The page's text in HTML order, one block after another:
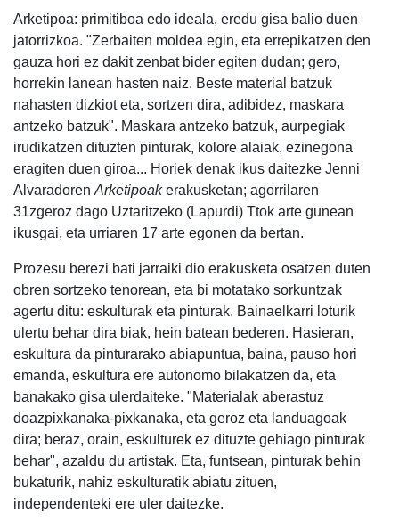
Arketipoa: primitiboa edo ideala, eredu gisa balio duen
jatorrizkoa. "Zerbaiten moldea egin, eta errepikatzen den
gauza hori ez dakit zenbat bider egiten dudan; gero,
horrekin lanean hasten naiz. Beste material batzuk
nahasten dizkiot eta, sortzen dira, adibidez, maskara
antzeko batzuk". Maskara antzeko batzuk, aurpegiak
irudikatzen dituzten pinturak, kolore alaiak, ezinegona
eragiten duen giroa... Horiek denak ikus daitezke Jenni
Alvaradoren Arketipoakerakusketan; agorrilaren
31zgeroz dago Uztaritzeko (Lapurdi) Ttok arte gunean
ikusgai, eta urriaren 17 arte egonen da bertan.
Prozesu berezi bati jarraiki dio erakusketa osatzen duten
obren sortzeko tenorean, eta bi motatako sorkuntzak
agertu ditu: eskulturak eta pinturak. Bainaelkarri loturik
ulertu behar dira biak, hein batean bederen. Hasieran,
eskultura da pinturarako abiapuntua, baina, pauso hori
emanda, eskultura ere autonomo bilakatzen da, eta
banakako gisa ulerdaiteke. "Materialak aberastuz
doazpixkanaka-pixkanaka, eta geroz eta landuagoak
dira; beraz, orain, eskulturek ez dituzte gehiago pinturak
behar", azaldu du artistak. Eta, funtsean, pinturak behin
bukaturik, nahiz eskulturatik abiatu zituen,
independenteki ere uler daitezke.